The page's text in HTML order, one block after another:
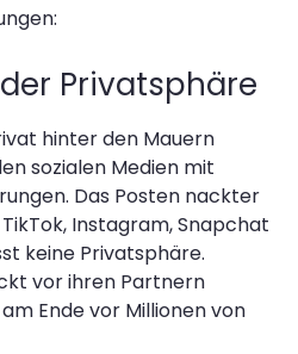
Privatsphäre
hinter den Mauern
sozialen Medien mit
Das Posten nackter
Instagram, Snapchat
keine Privatsphäre.
vor ihren Partnern
Ende vor Millionen von